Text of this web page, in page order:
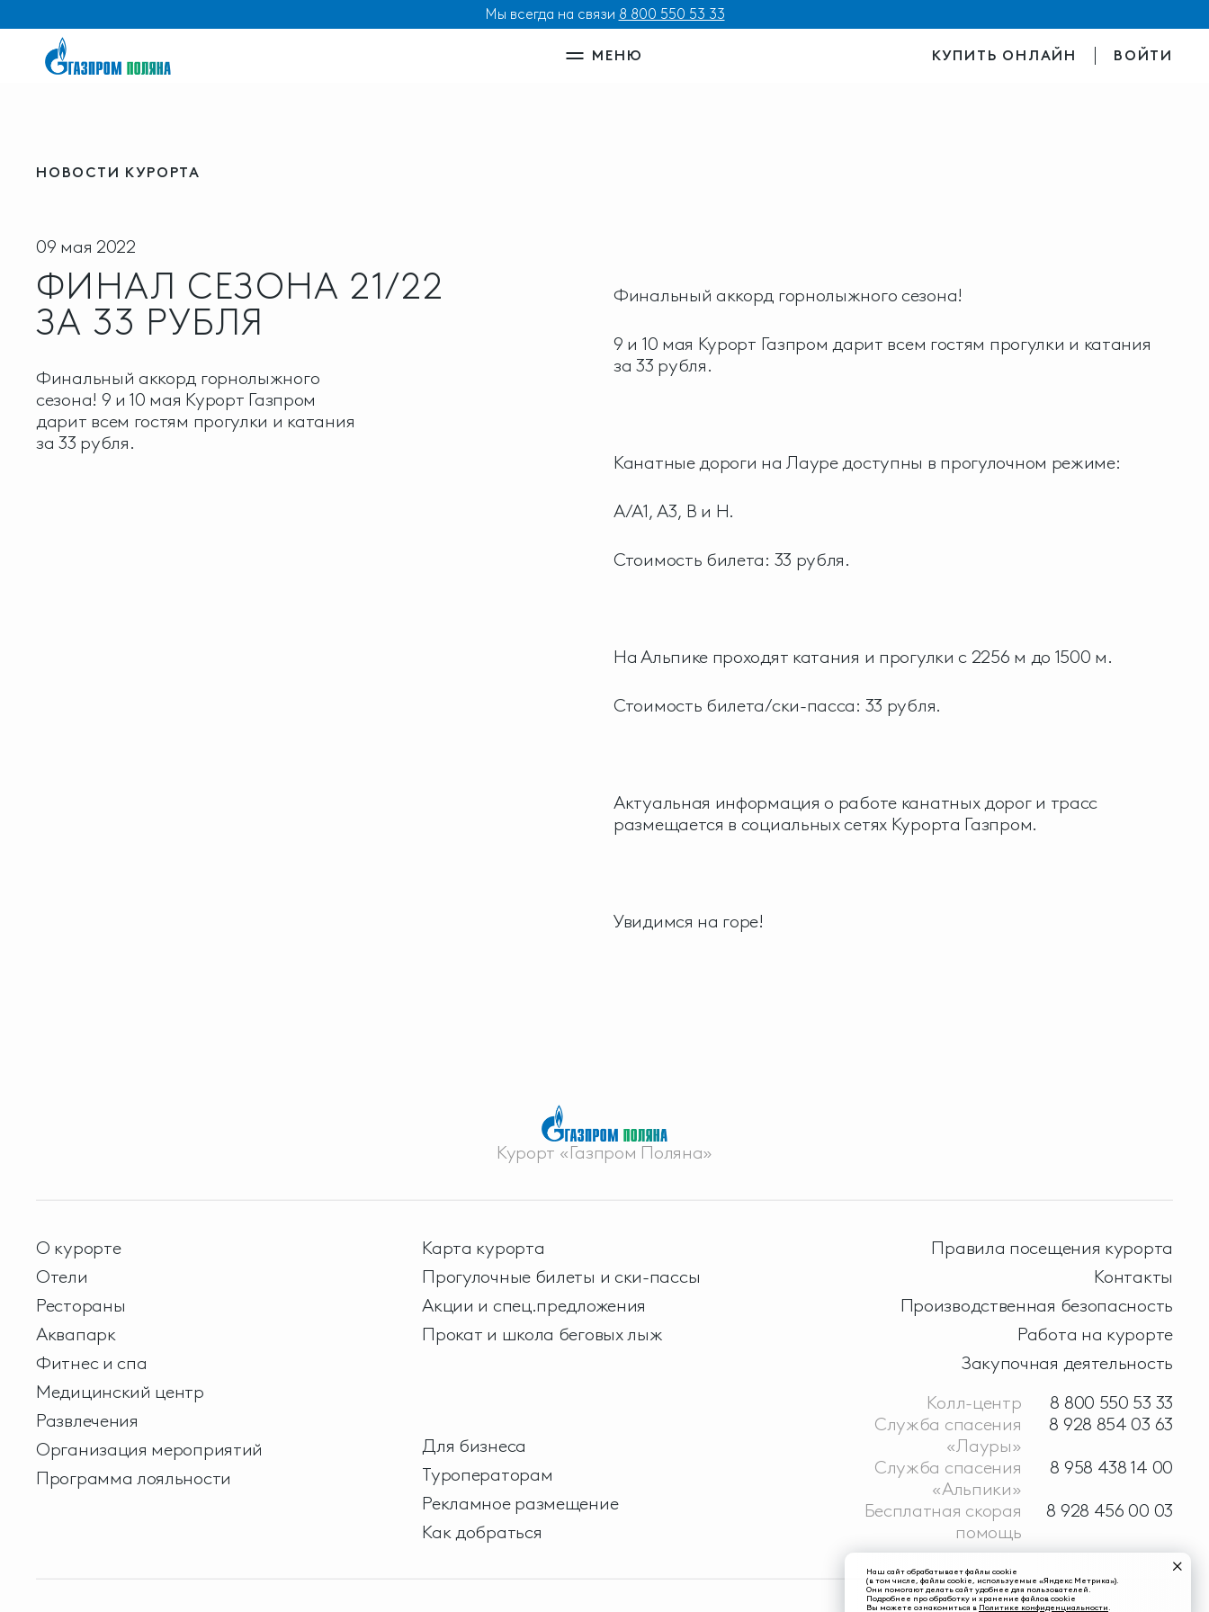
Мы всегда на связи 8 800 550 53 33
МЕНЮ КУПИТЬ ОНЛАЙН ВОЙТИ
НОВОСТИ КУРОРТА
09 мая 2022
ФИНАЛ СЕЗОНА 21/22
ЗА 33 РУБЛЯ
Финальный аккорд горнолыжного
сезона! 9 и 10 мая Курорт Газпром
дарит всем гостям прогулки и катания
за 33 рубля.
Финальный аккорд горнолыжного сезона!
9 и 10 мая Курорт Газпром дарит всем гостям прогулки и катания
за 33 рубля.
Канатные дороги на Лауре доступны в прогулочном режиме:
А/А1, А3, В и H.
Стоимость билета: 33 рубля.
На Альпике проходят катания и прогулки с 2256 м до 1500 м.
Стоимость билета/ски-пасса: 33 рубля.
Актуальная информация о работе канатных дорог и трасс
размещается в социальных сетях Курорта Газпром.
Увидимся на горе!
Курорт «Газпром Поляна»
О курорте
Отели
Рестораны
Аквапарк
Фитнес и спа
Медицинский центр
Развлечения
Организация мероприятий
Программа лояльности
Карта курорта
Прогулочные билеты и ски-пассы
Акции и спец.предложения
Прокат и школа беговых лыж
Для бизнеса
Туроператорам
Рекламное размещение
Как добраться
Правила посещения курорта
Контакты
Производственная безопасность
Работа на курорте
Закупочная деятельность
Колл-центр
8 800 550 53 33
Служба спасения
«Лауры»
8 928 854 03 63
Служба спасения
«Альпики»
8 958 438 14 00
Бесплатная скорая
помощь
8 928 456 00 03
Наш сайт обрабатывает файлы cookie
(в том числе, файлы cookie, используемые «Яндекс Метрика»).
Они помогают делать сайт удобнее для пользователей.
Подробнее про обработку и хранение файлов cookie
Вы можете ознакомиться в Политике конфиденциальности